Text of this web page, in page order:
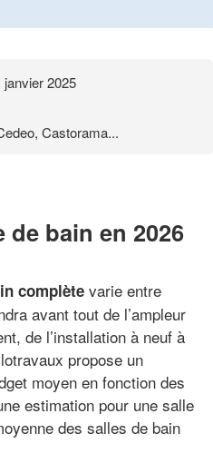
janvier 2025
Castorama...
de bain en 2026
complète varie entre
avant tout de l’ampleur
de l’installation à neuf à
propose un
moyen en fonction des
estimation pour une salle
des salles de bain